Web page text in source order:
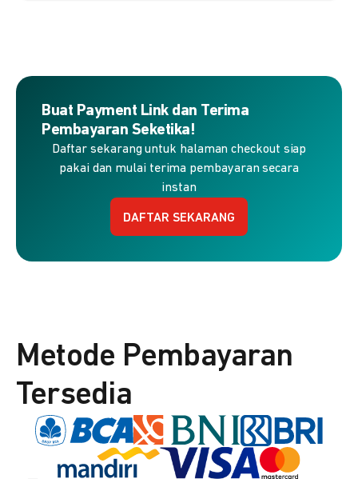
Buat Payment Link dan Terima
Pembayaran Seketika!
Daftar sekarang untuk halaman checkout siap
pakai dan mulai terima pembayaran secara
instan
DAFTAR SEKARANG
Metode Pembayaran
Tersedia